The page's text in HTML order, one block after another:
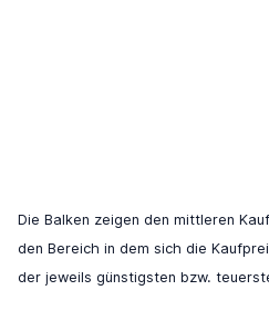
Die Balken zeigen den mittleren
den Bereich in dem sich die
der jeweils günstigsten bzw.